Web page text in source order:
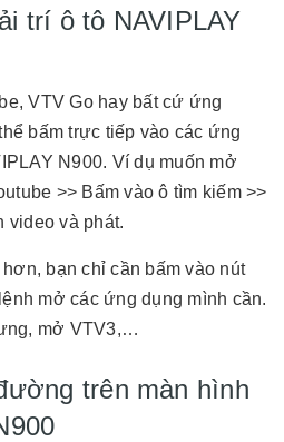
trí ô tô NAVIPLAY
VTV Go hay bất cứ ứng
bấm trực tiếp vào các ứng
N900. Ví dụ muốn mở
>> Bấm vào ô tìm kiếm >>
video và phát.
bạn chỉ cần bấm vào nút
mở các ứng dụng mình cần.
mở VTV3,…
trên màn hình